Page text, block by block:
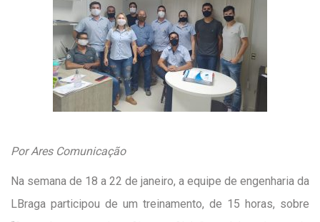
Por Ares Comunicação
Na semana de 18 a 22 de janeiro, a equipe de engenharia da
LBraga participou de um treinamento, de 15 horas, sobre